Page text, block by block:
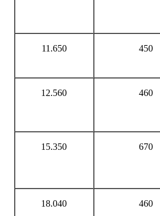
11.650 450
12.560
460
15.350
670
18.040 460